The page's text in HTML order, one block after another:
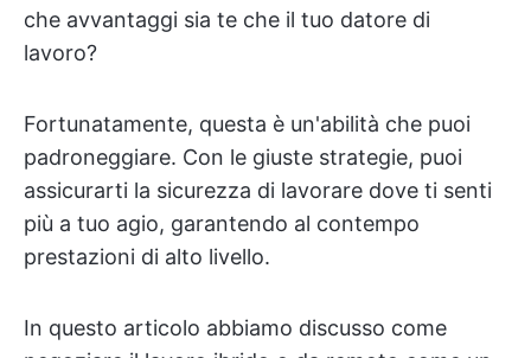
che avvantaggi sia te che il tuo datore di
lavoro?
Fortunatamente, questa è un'abilità che puoi
padroneggiare. Con le giuste strategie, puoi
assicurarti la sicurezza di lavorare dove ti senti
più a tuo agio, garantendo al contempo
prestazioni di alto livello.
In questo articolo abbiamo discusso come